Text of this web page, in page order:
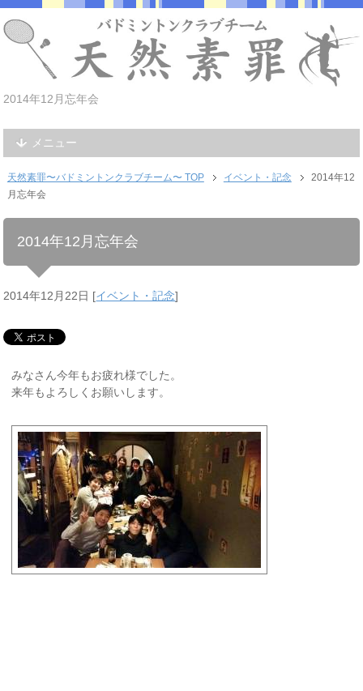
2014年12月忘年会
メニュー
天然素罪〜バドミントンクラブチーム〜 TOP イベント・記念
2014年12
月忘年会
2014年12月忘年会
2014年12月22日 [イベント・記念]
みなさん今年もお疲れ様でした。
来年もよろしくお願いします。